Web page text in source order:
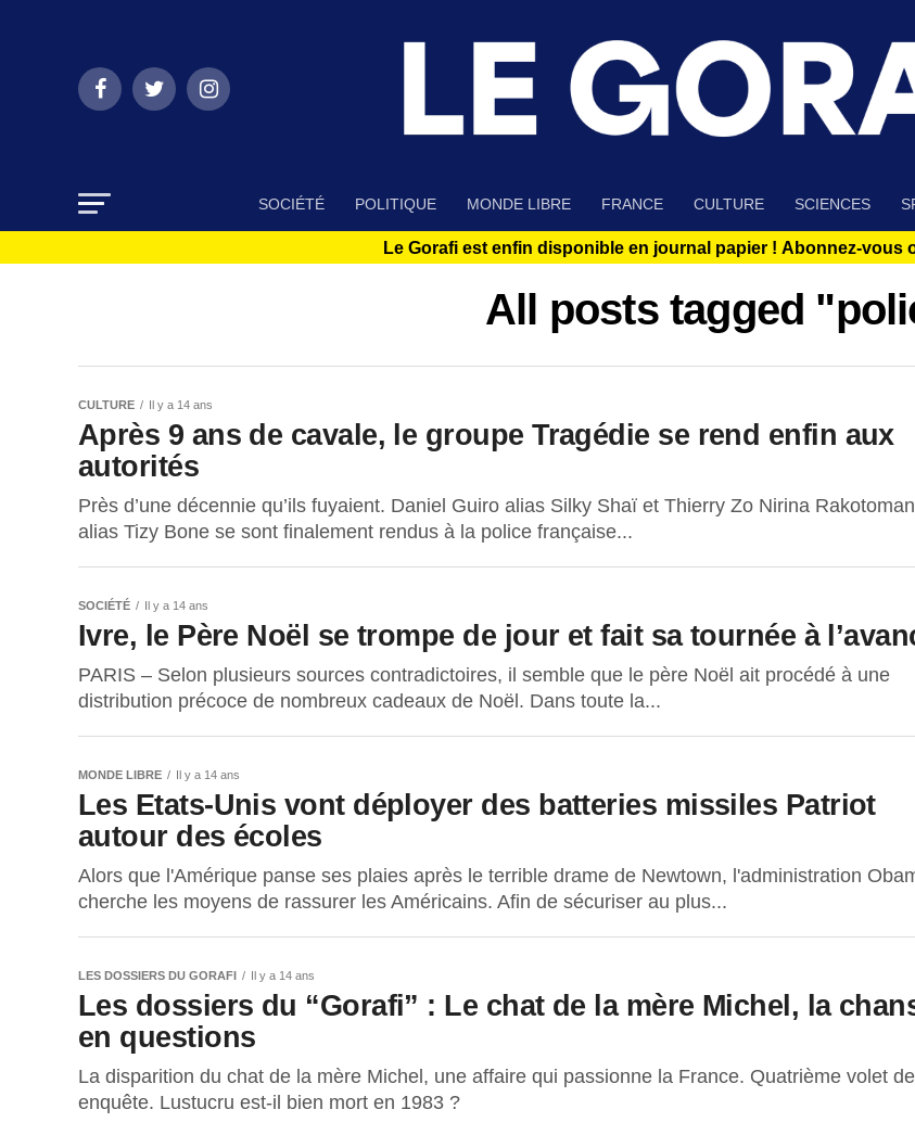
SOCIÉTÉ POLITIQUE MONDE LIBRE FRANCE CULTURE SCIENCES
Le Gorafi est enfin disponible en journal papier ! Abonnez-vous
All posts tagged
CULTURE Il y a 14 ans
Après 9 ans de cavale, le groupe Tragédie se rend enfin aux
autorités
Près d’une décennie qu’ils fuyaient. Daniel Guiro alias Silky Shaï et Thierry Zo Nirina
alias Tizy Bone se sont finalement rendus à la police française...
SOCIÉTÉ Il y a 14 ans
Ivre, le Père Noël se trompe de jour et fait sa tournée à
PARIS – Selon plusieurs sources contradictoires, il semble que le père Noël ait procédé à une
distribution précoce de nombreux cadeaux de Noël. Dans toute la...
MONDE LIBRE Il y a 14 ans
Les Etats-Unis vont déployer des batteries missiles Patriot
autour des écoles
Alors que l'Amérique panse ses plaies après le terrible drame de Newtown, l'administration
cherche les moyens de rassurer les Américains. Afin de sécuriser au plus...
LES DOSSIERS DU GORAFI Il y a 14 ans
Les dossiers du “Gorafi” : Le chat de la mère Michel, la
en questions
La disparition du chat de la mère Michel, une affaire qui passionne la France. Quatrième volet
enquête. Lustucru est-il bien mort en 1983 ?